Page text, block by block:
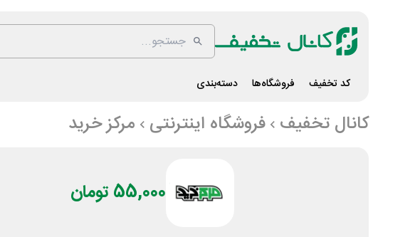
کد تخفیف فروشگاه‌ها دسته‌بندی
کانال تخفیف فروشگاه اینترنتی مرکز خرید
55,000 تومان